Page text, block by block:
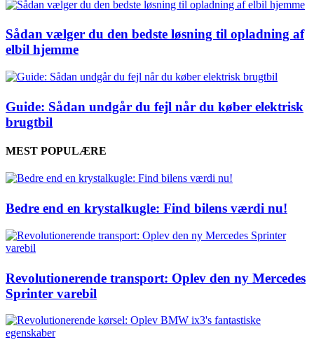
Sådan vælger du den bedste løsning til opladning af
elbil hjemme
Guide: Sådan undgår du fejl når du køber elektrisk
brugtbil
MEST POPULÆRE
Bedre end en krystalkugle: Find bilens værdi nu!
Revolutionerende transport: Oplev den ny Mercedes
Sprinter varebil